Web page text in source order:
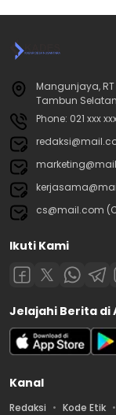
Mangunjaya,
Tambun
Phone: 021 xxx
cs@mail.com
Ikuti Kami
Jelajahi Berita di
Kanal
Redaksi Kode Etik